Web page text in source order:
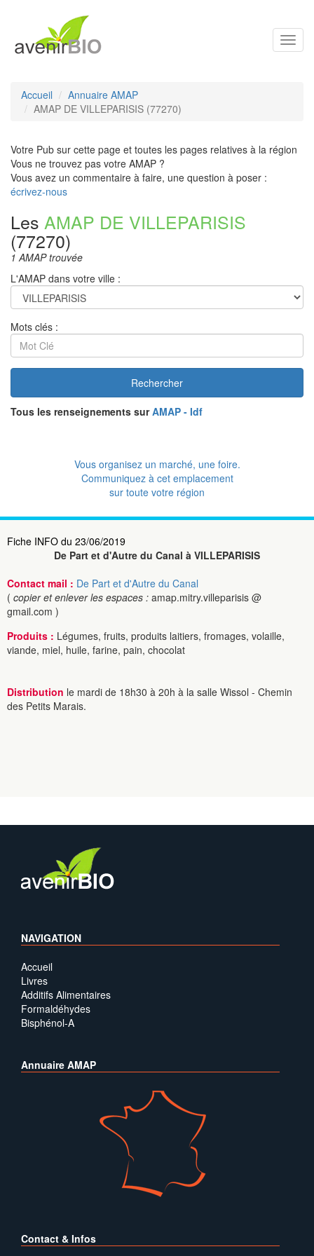
Accueil
Annuaire AMAP
AMAP DE VILLEPARISIS (77270)
Votre Pub sur cette page et toutes les pages relatives à la région
Vous ne trouvez pas votre AMAP ?
Vous avez un commentaire à faire, une question à poser :
écrivez-nous
Les AMAP DE VILLEPARISIS
(77270)
1 AMAP trouvée
L'AMAP dans votre ville :
Mots clés :
Rechercher
Tous les renseignements surAMAP - Idf
Vous organisez un marché, une foire.
Communiquez à cet emplacement
sur toute votre région
Fiche INFO du 23/06/2019
De Part et d'Autre du Canal à VILLEPARISIS
Contact mail : De Part et d'Autre du Canal
( copier et enlever les espaces : amap.mitry.villeparisis @
gmail.com )
Produits : Légumes, fruits, produits laitiers, fromages, volaille,
viande, miel, huile, farine, pain, chocolat
Distribution le mardi de 18h30 à 20h à la salle Wissol - Chemin
des Petits Marais.
NAVIGATION
Accueil
Livres
Additifs Alimentaires
Formaldéhydes
Bisphénol-A
Annuaire AMAP
Contact & Infos